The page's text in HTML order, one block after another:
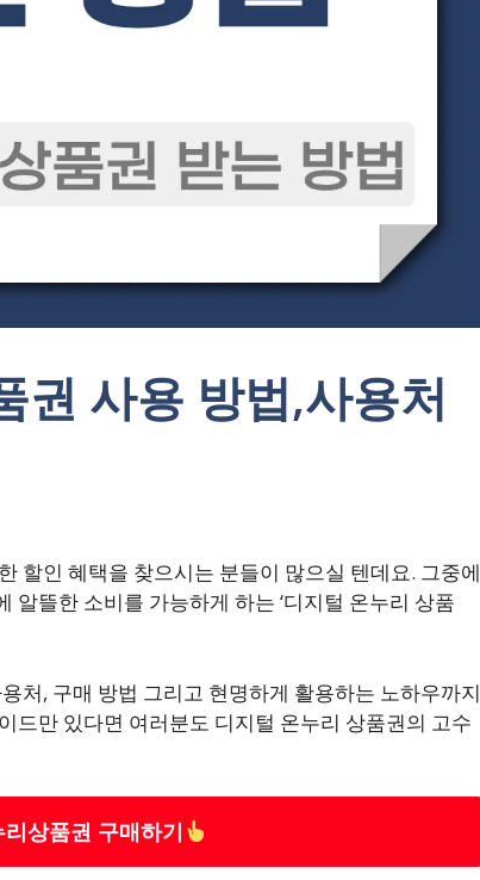
권 사용 방법,사용처
할인 혜택을 찾으시는 분들이 많으실 텐데요. 그중에
알뜰한 소비를 가능하게 하는 ‘디지털 온누리 상품
처, 구매 방법 그리고 현명하게 활용하는 노하우까지
드만 있다면 여러분도 디지털 온누리 상품권의 고수
상품권 구매하기